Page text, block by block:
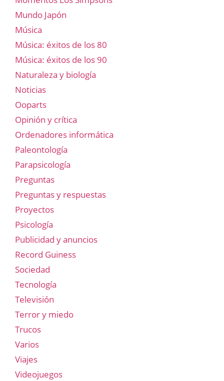
Mundo Japón
Música
Música: éxitos de los 80
Música: éxitos de los 90
Naturaleza y biología
Noticias
Ooparts
Opinión y crítica
Ordenadores informática
Paleontología
Parapsicología
Preguntas
Preguntas y respuestas
Proyectos
Psicología
Publicidad y anuncios
Record Guiness
Sociedad
Tecnología
Televisión
Terror y miedo
Trucos
Varios
Viajes
Videojuegos